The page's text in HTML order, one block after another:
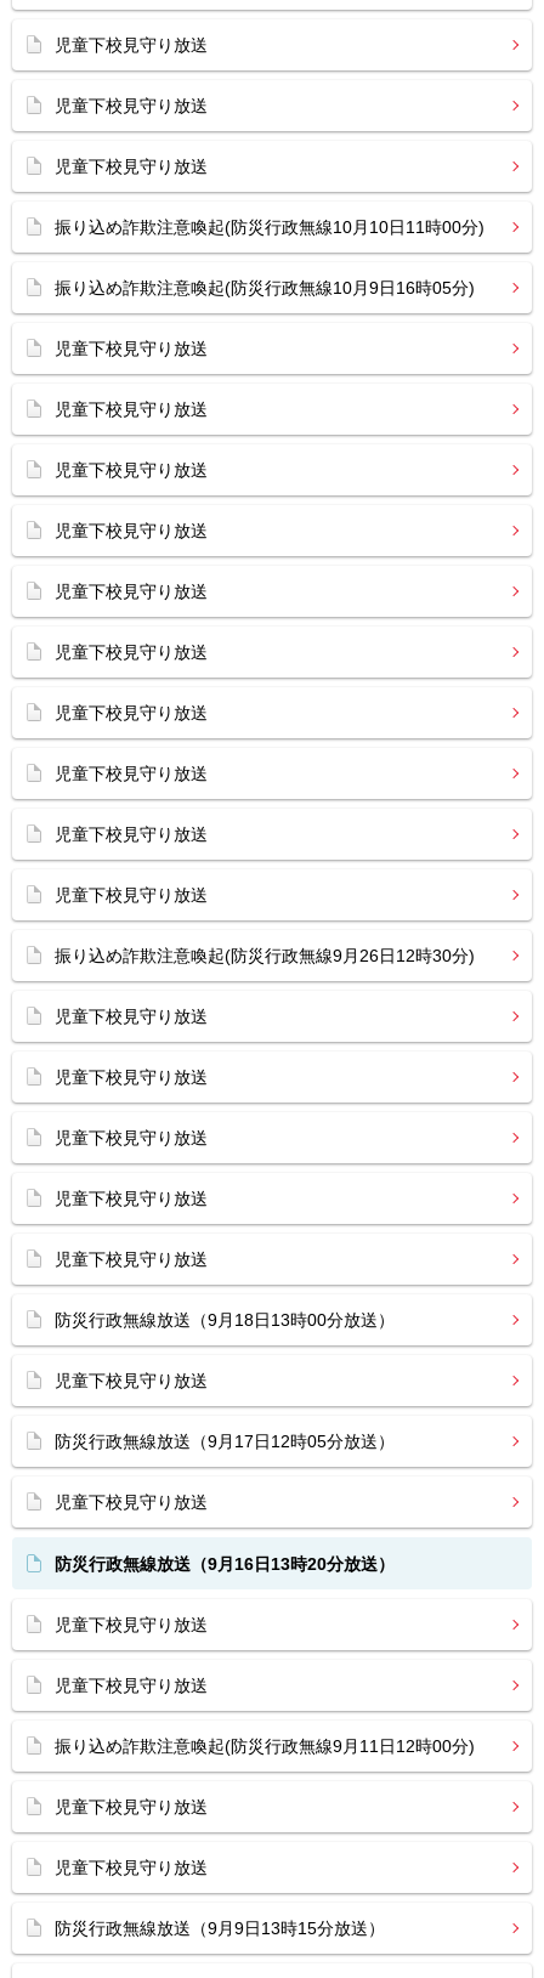
児童下校見守り放送
児童下校見守り放送
児童下校見守り放送
振り込め詐欺注意喚起(防災行政無線10月10日11時00分)
振り込め詐欺注意喚起(防災行政無線10月9日16時05分)
児童下校見守り放送
児童下校見守り放送
児童下校見守り放送
児童下校見守り放送
児童下校見守り放送
児童下校見守り放送
児童下校見守り放送
児童下校見守り放送
児童下校見守り放送
児童下校見守り放送
振り込め詐欺注意喚起(防災行政無線9月26日12時30分)
児童下校見守り放送
児童下校見守り放送
児童下校見守り放送
児童下校見守り放送
児童下校見守り放送
防災行政無線放送（9月18日13時00分放送）
児童下校見守り放送
防災行政無線放送（9月17日12時05分放送）
児童下校見守り放送
防災行政無線放送（9月16日13時20分放送）
児童下校見守り放送
児童下校見守り放送
振り込め詐欺注意喚起(防災行政無線9月11日12時00分)
児童下校見守り放送
児童下校見守り放送
防災行政無線放送（9月9日13時15分放送）